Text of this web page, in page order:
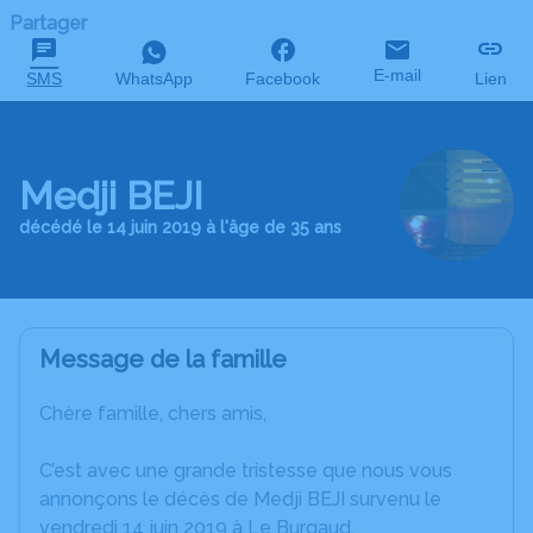
Partager
SMS WhatsApp Facebook E-mail Lien
Medji BEJI
décédé le 14 juin 2019 à l'âge de 35 ans
Message de la famille
Chère famille, chers amis,
C’est avec une grande tristesse que nous vous
annonçons le décès de Medji BEJI survenu le
vendredi 14 juin 2019 à Le Burgaud.